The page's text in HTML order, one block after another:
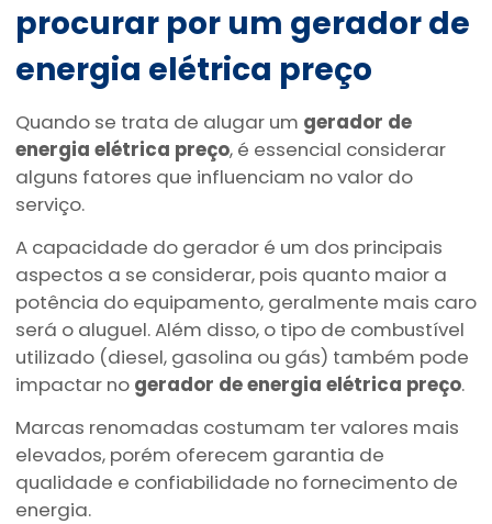
procurar por um gerador de
energia elétrica preço
Quando se trata de alugar um gerador de
energia elétrica preço, é essencial considerar
alguns fatores que influenciam no valor do
serviço.
A capacidade do gerador é um dos principais
aspectos a se considerar, pois quanto maior a
potência do equipamento, geralmente mais caro
será o aluguel. Além disso, o tipo de combustível
utilizado (diesel, gasolina ou gás) também pode
impactar no gerador de energia elétrica preço.
Marcas renomadas costumam ter valores mais
elevados, porém oferecem garantia de
qualidade e confiabilidade no fornecimento de
energia.